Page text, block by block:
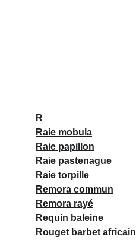
Raie mobula
R
Raie papillon
Raie pastenague
Raie torpille
Remora commun
Remora rayé
Requin baleine
Rouget barbet africain